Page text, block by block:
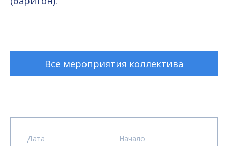
Все мероприятия коллектива
Дата Начало